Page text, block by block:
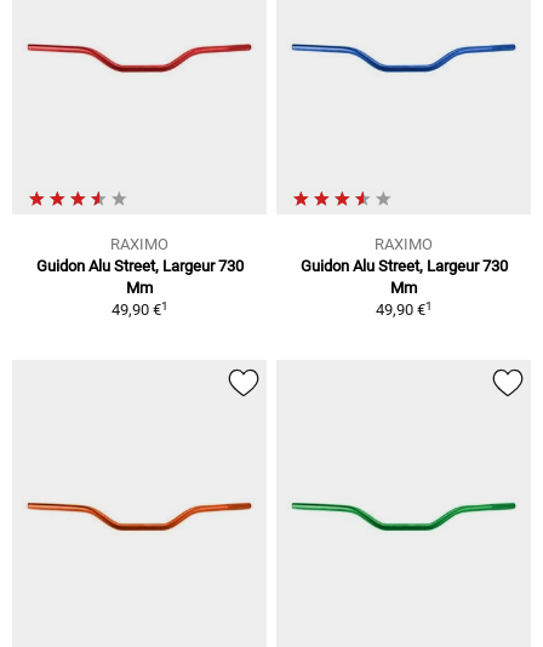
RAXIMO
Guidon Alu Street, Largeur 730
Mm
49,90 €1
RAXIMO
Guidon Alu Street, Largeur 730
Mm
49,90 €1